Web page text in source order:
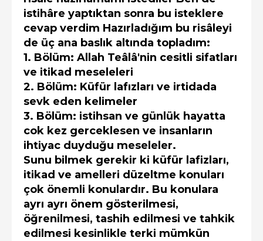
istihâre yaptıktan sonra bu isteklere
cevap verdim Hazırladığım bu risâleyi
de üç ana baslık altında topladım:
1. Bölüm: Allah Teâlâ'nin cesitli sifatları
ve itikad meseleleri
2. Bölüm: Küfür lafızları ve irtidada
sevk eden kelimeler
3. Bölüm: istihsan ve günlük hayatta
cok kez gerceklesen ve insanların
ihtiyac duyduğu meseleler.
Sunu bilmek gerekir ki küfür lafizları,
itikad ve amelleri düzeltme konuları
çok önemli konulardır. Bu konulara
ayrı ayrı önem gösterilmesi,
öğrenilmesi, tashih edilmesi ve tahkik
edilmesi kesinlikle terki mümkün